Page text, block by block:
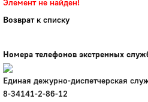
Элемент не найден!
Возврат к списку
Номера телефонов экстренных
Единая дежурно-диспетчерская
8-34141-2-86-12